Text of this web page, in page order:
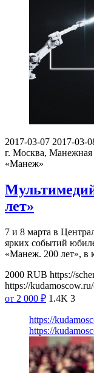
2017-03-07 2017-03-
г. Москва, Манежная
«Манеж»
лет»
7 и 8 марта в
ярких событий
«Манеж. 200 лет», в
2000 RUB https://
https://
от 2 000 ₽ 1.4K 3
https://
https://